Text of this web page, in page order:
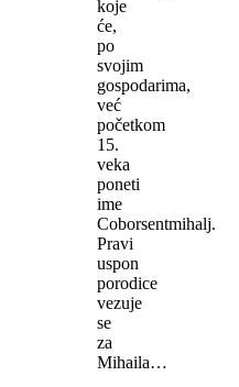
koje
će,
po
svojim
gospodarima,
već
početkom
15.
veka
poneti
ime
Coborsentmihalj.
Pravi
uspon
porodice
vezuje
se
za
Mihaila…